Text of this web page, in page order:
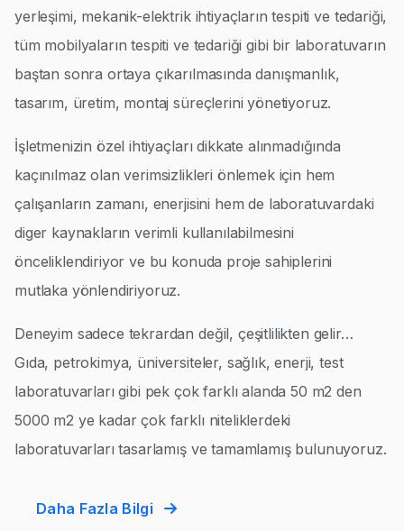
yerleşimi, mekanik-elektrik ihtiyaçların tespiti ve tedariği,
tüm mobilyaların tespiti ve tedariği gibi bir laboratuvarın
baştan sonra ortaya çıkarılmasında danışmanlık,
tasarım, üretim, montaj süreçlerini yönetiyoruz.
İşletmenizin özel ihtiyaçları dikkate alınmadığında
kaçınılmaz olan verimsizlikleri önlemek için hem
çalışanların zamanı, enerjisini hem de laboratuvardaki
diger kaynakların verimli kullanılabilmesini
önceliklendiriyor ve bu konuda proje sahiplerini
mutlaka yönlendiriyoruz.
Deneyim sadece tekrardan değil, çeşitlilikten gelir…
Gıda, petrokimya, üniversiteler, sağlık, enerji, test
laboratuvarları gibi pek çok farklı alanda 50 m2 den
5000 m2 ye kadar çok farklı niteliklerdeki
laboratuvarları tasarlamış ve tamamlamış bulunuyoruz.
Daha Fazla Bilgi